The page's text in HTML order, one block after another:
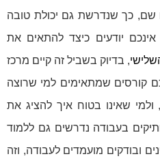
שם, כך שנדרשת גם יכולת טובה
יודעים כיצד להתאים את
, בדיוק בשביל זה קיים מרכז
קורסים שמתאימים למי שרוצה
ולמי שאינו בטוח איך להציג את
בעבודה נדרשים גם ללמוד
ובודקים מועמדים לעבודה, וזה